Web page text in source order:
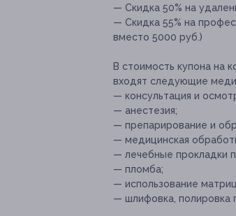
— Скидка 50% на
— Скидка 55% на
вместо 5000 руб.)
В стоимость купона на
входят следующие
— консультация и
— анестезия;
— препарирование и
— медицинская
— лечебные прокладки
— пломба;
— использование
— шлифовка, полировка